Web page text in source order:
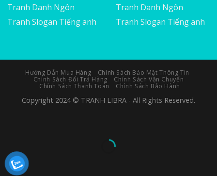
Tranh Danh Ngôn
Tranh Slogan Tiếng anh
Tranh Danh Ngôn
Tranh Slogan Tiếng anh
Hướng Dẫn Mua Hàng
Chính Sách Bảo Mật Thông Tin
Chính Sách Đổi Trả Hàng
Chính Sách Vận Chuyển
Chính Sách Thanh Toán
Chính Sách Bảo Hành
Copyright 2024 © TRANH LIBRA - All Rights Reserved.